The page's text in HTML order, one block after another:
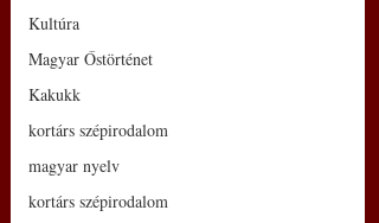
Kultúra
Magyar Őstörténet
Kakukk
kortárs szépirodalom
magyar nyelv
kortárs szépirodalom